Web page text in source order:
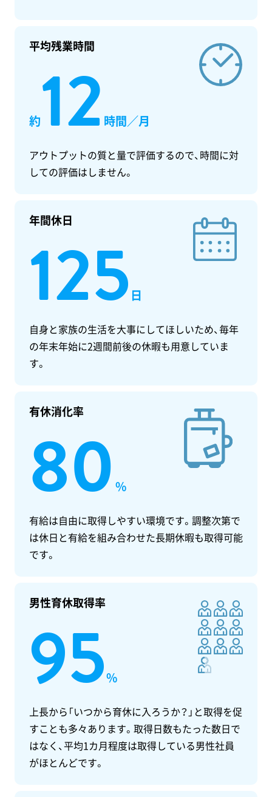
平均残業時間
約12 時間／月
アウトプットの質と量で評価するので、時間に対
しての評価はしません。
年間休日
125 日
自身と家族の生活を大事にしてほしいため、毎年
の年末年始に2週間前後の休暇も用意していま
す。
有休消化率
80 %
有給は自由に取得しやすい環境です。調整次第で
は休日と有給を組み合わせた長期休暇も取得可能
です。
男性育休取得率
95%
上長から「いつから育休に入ろうか？」と取得を促
すことも多々あります。取得日数もたった数日で
はなく、平均1カ月程度は取得している男性社員
がほとんどです。